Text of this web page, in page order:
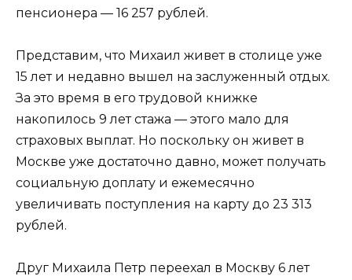
пенсионера — 16 257 рублей.
Представим, что Михаил живет в столице уже
15 лет и недавно вышел на заслуженный отдых.
За это время в его трудовой книжке
накопилось 9 лет стажа — этого мало для
страховых выплат. Но поскольку он живет в
Москве уже достаточно давно, может получать
социальную доплату и ежемесячно
увеличивать поступления на карту до 23 313
рублей.
Друг Михаила Петр переехал в Москву 6 лет